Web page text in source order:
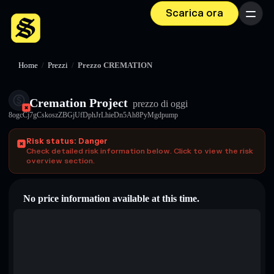
Scarica ora Menu
Home / Prezzi / Prezzo CREMATION
Cremation Project prezzo di oggi
8ogcCj7gCskoszZBGjUfDphJrLhieDn5Ah8PyMgdpump
Risk status: Danger
Check detailed risk information below. Click to view the risk
overview section.
No price information available at this time.